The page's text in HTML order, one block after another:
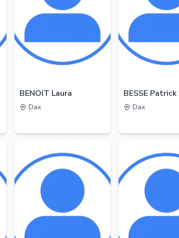
BENOIT Laura
Dax
BESSE Patrick
Dax